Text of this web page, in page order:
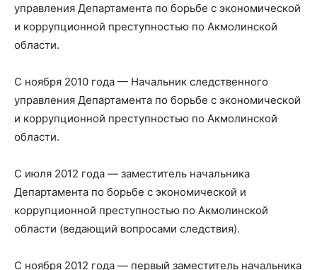
управления Департамента по борьбе с экономической
и коррупционной преступностью по Акмолинской
области.
С ноября 2010 года — Начальник следственного
управления Департамента по борьбе с экономической
и коррупционной преступностью по Акмолинской
области.
С июля 2012 года — заместитель начальника
Департамента по борьбе с экономической и
коррупционной преступностью по Акмолинской
области (ведающий вопросами следствия).
С ноября 2012 года — первый заместитель начальника